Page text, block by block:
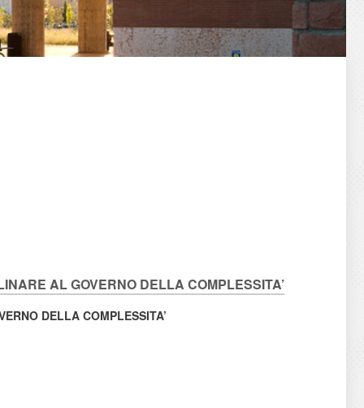
AL GOVERNO DELLA COMPLESSITA’
DELLA COMPLESSITA’